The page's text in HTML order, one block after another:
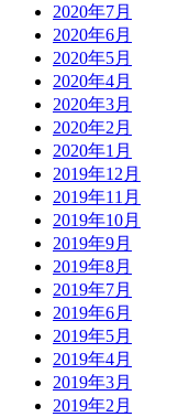
2020年7月
2020年6月
2020年5月
2020年4月
2020年3月
2020年2月
2020年1月
2019年12月
2019年11月
2019年10月
2019年9月
2019年8月
2019年7月
2019年6月
2019年5月
2019年4月
2019年3月
2019年2月